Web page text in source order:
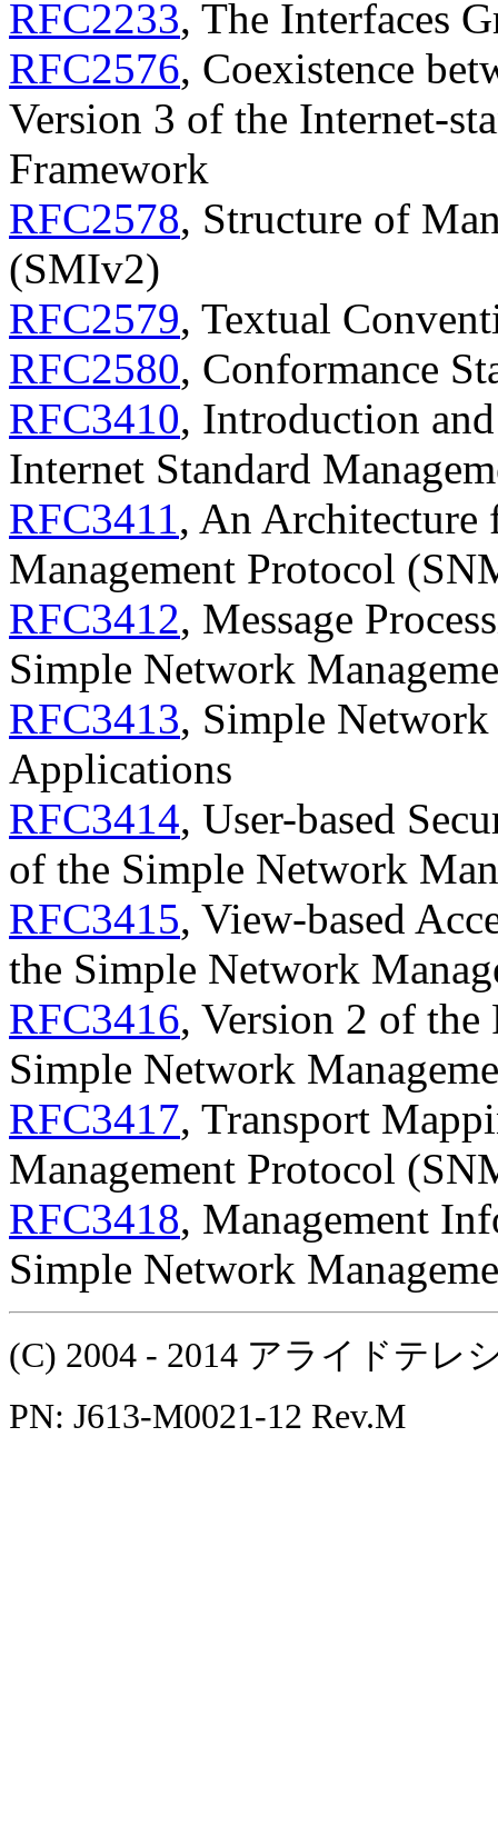
RFC2233, The Interfaces
RFC2576, Coexistence
Version 3 of the Internet-
Framework
RFC2578, Structure of
(SMIv2)
RFC2579, Textual
RFC2580, Conformance
RFC3410, Introduction
Internet Standard
RFC3411, An Architecture
Management Protocol
RFC3412, Message
Simple Network
RFC3413, Simple
Applications
RFC3414, User-based
of the Simple Network
RFC3415, View-based
the Simple Network
RFC3416, Version 2 of
Simple Network
RFC3417, Transport
Management Protocol
RFC3418, Management
Simple Network
(C) 2004 - 2014 アライドテ
PN: J613-M0021-12 Rev.M